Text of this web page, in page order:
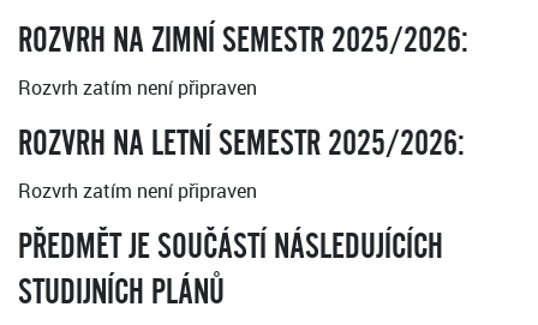
ROZVRH NA ZIMNÍ SEMESTR 2025/2026:
Rozvrh zatím není připraven
ROZVRH NA LETNÍ SEMESTR 2025/2026:
Rozvrh zatím není připraven
PŘEDMĚT JE SOUČÁSTÍ NÁSLEDUJÍCÍCH
STUDIJNÍCH PLÁNŮ